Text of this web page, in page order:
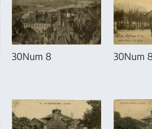
30Num 8 30Num